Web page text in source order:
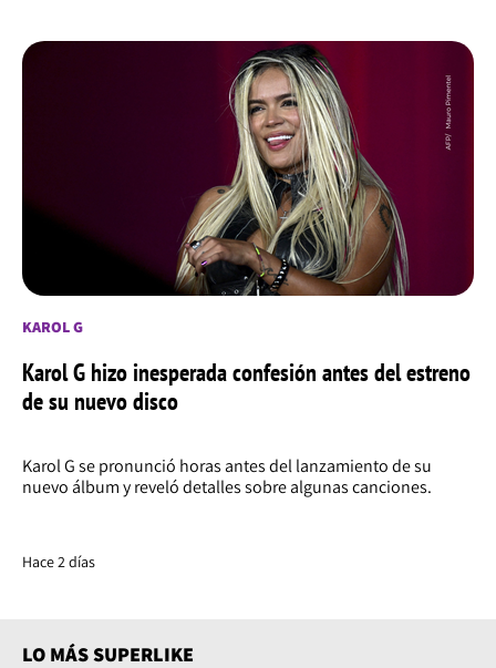
KAROL G
Karol G hizo inesperada confesión antes del estreno
de su nuevo disco
Karol G se pronunció horas antes del lanzamiento de su
nuevo álbum y reveló detalles sobre algunas canciones.
Hace 2 días
LO MÁS SUPERLIKE